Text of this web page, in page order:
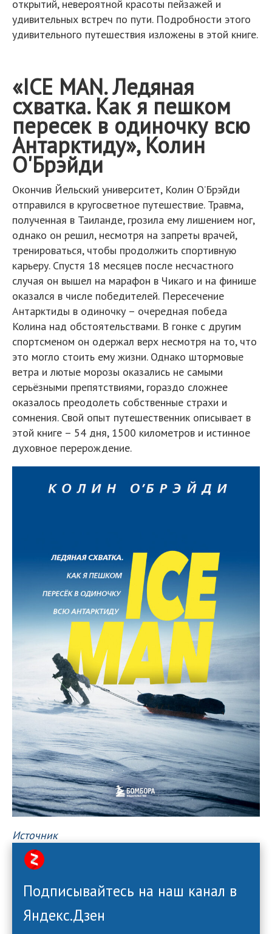
открытий, невероятной красоты пейзажей и
удивительных встреч по пути. Подробности этого
удивительного путешествия изложены в этой книге.
«ICE MAN. Ледяная
схватка. Как я пешком
пересек в одиночку всю
Антарктиду», Колин
О'Брэйди
Окончив Йельский университет, Колин О’Брэйди
отправился в кругосветное путешествие. Травма,
полученная в Таиланде, грозила ему лишением ног,
однако он решил, несмотря на запреты врачей,
тренироваться, чтобы продолжить спортивную
карьеру. Спустя 18 месяцев после несчастного
случая он вышел на марафон в Чикаго и на финише
оказался в числе победителей. Пересечение
Антарктиды в одиночку – очередная победа
Колина над обстоятельствами. В гонке с другим
спортсменом он одержал верх несмотря на то, что
это могло стоить ему жизни. Однако штормовые
ветра и лютые морозы оказались не самыми
серьёзными препятствиями, гораздо сложнее
оказалось преодолеть собственные страхи и
сомнения. Свой опыт путешественник описывает в
этой книге – 54 дня, 1500 километров и истинное
духовное перерождение.
Источник
Подписывайтесь на наш канал в
Яндекс.Дзен